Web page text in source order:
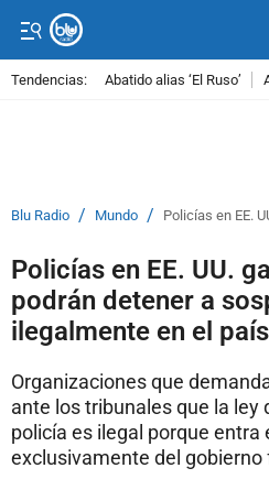
Tendencias: Abatido alias ‘El Ruso’
Blu Radio / Mundo / Policías en EE.
Policías en EE. UU.
podrán detener a
ilegalmente en el país
Organizaciones que
ante los tribunales que la ley
policía es ilegal porque entra
exclusivamente del gobierno